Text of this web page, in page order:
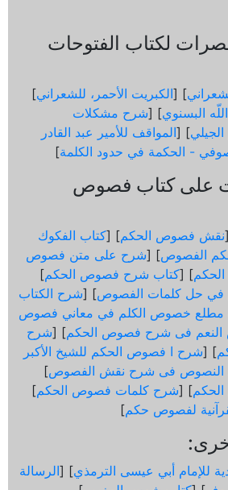
لكتاب الفتوحات
] [الكبريت الأحمر، للشعراني]
البسنوي] [شرح مشكلات
] [المواقف للأمير عبد القادر
- الحكمة في حدود الكلمة]
على كتاب فصوص
نقش فصوص الحكم] [كتاب الفكوك
الفصوص] [شرح على متن فصوص
] [كتاب شرح فصوص الحكم]
في حل كلمات الفصوص] [شرح الكتاب
مطلع خصوص الكلم في معاني فصوص
فى شرح فصوص الحكم] [شرح
] [شرح ا فصوص الحكم للشيخ الأكبر
النصوص فى شرح نقش الفصوص]
] [شرح كلمات فصوص الحكم]
لفصوص حكم]
للإمام أبي عيسى الترمذي] [الرسالة